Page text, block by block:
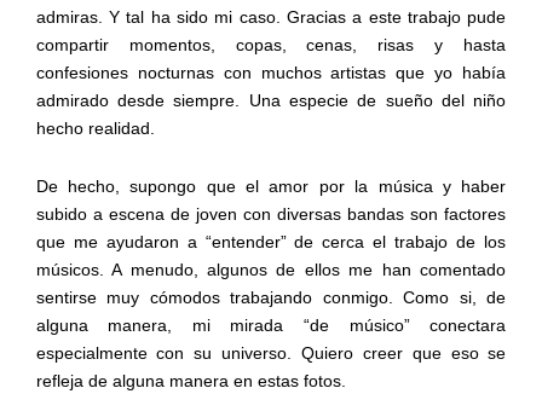
admiras. Y tal ha sido mi caso. Gracias a este trabajo pude
compartir momentos, copas, cenas, risas y hasta
confesiones nocturnas con muchos artistas que yo había
admirado desde siempre. Una especie de sueño del niño
hecho realidad.
De hecho, supongo que el amor por la música y haber
subido a escena de joven con diversas bandas son factores
que me ayudaron a “entender” de cerca el trabajo de los
músicos. A menudo, algunos de ellos me han comentado
sentirse muy cómodos trabajando conmigo. Como si, de
alguna manera, mi mirada “de músico” conectara
especialmente con su universo. Quiero creer que eso se
refleja de alguna manera en estas fotos.